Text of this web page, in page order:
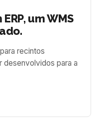
um WMS
recintos
desenvolvidos para a